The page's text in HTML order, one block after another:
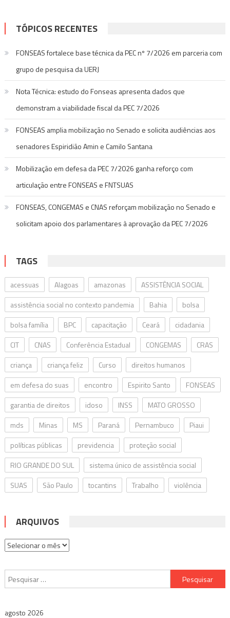
TÓPICOS RECENTES
FONSEAS fortalece base técnica da PEC nº 7/2026 em parceria com
grupo de pesquisa da UERJ
Nota Técnica: estudo do Fonseas apresenta dados que
demonstram a viabilidade fiscal da PEC 7/2026
FONSEAS amplia mobilização no Senado e solicita audiências aos
senadores Espiridião Amin e Camilo Santana
Mobilização em defesa da PEC 7/2026 ganha reforço com
articulação entre FONSEAS e FNTSUAS
FONSEAS, CONGEMAS e CNAS reforçam mobilização no Senado e
solicitam apoio dos parlamentares à aprovação da PEC 7/2026
TAGS
acessuas Alagoas amazonas
ASSISTÊNCIA SOCIAL
assistência social no contexto pandemia
Bahia
bolsa
bolsa família
BPC capacitação Ceará
cidadania
CIT
CNAS Conferência Estadual CONGEMAS
CRAS
criança
criança feliz Curso
direitos humanos
em defesa do suas
encontro Espirito Santo
FONSEAS
garantia de direitos
idoso INSS
MATO GROSSO
mds
Minas MS Paraná Pernambuco
Piaui
políticas públicas
previdencia
proteção social
RIO GRANDE DO SUL
sistema único de assistência social
SUAS
São Paulo tocantins Trabalho violência
ARQUIVOS
Arquivos
Pesquisar
por:
agosto 2026